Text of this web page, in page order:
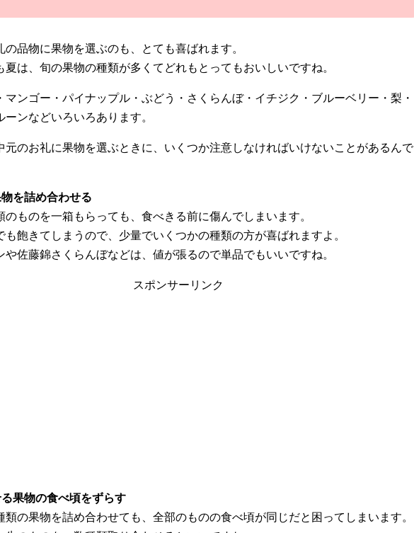
の品物に果物を選ぶのも、とても喜ばれます。
夏は、旬の果物の種類が多くてどれもとってもおいしいですね。
マンゴー・パイナップル・ぶどう・さくらんぼ・イチジク・ブルーベリー・梨・
ーンなどいろいろあります。
元のお礼に果物を選ぶときに、いくつか注意しなければいけないことがあるんで
を詰め合わせる
のものを一箱もらっても、食べきる前に傷んでしまいます。
も飽きてしまうので、少量でいくつかの種類の方が喜ばれますよ。
や佐藤錦さくらんぼなどは、値が張るので単品でもいいですね。
スポンサーリンク
果物の食べ頃をずらす
類の果物を詰め合わせても、全部のものの食べ頃が同じだと困ってしまいます。